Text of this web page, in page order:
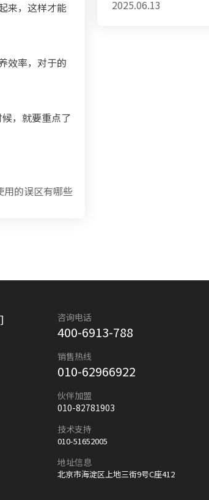
来，这样才能
效率，对于的
，就要重点了
用的误区有哪些
2025.06.13
咨询电话
400-6913-788
销售热线
010-62966922
伙伴加盟
010-82781903
技术支持
010-51652005
地址信息
北京市海淀区上地三街9号C座412